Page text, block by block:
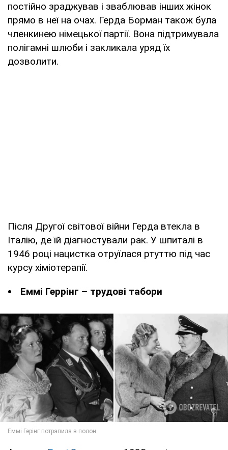
постійно зраджував і зваблював інших жінок
прямо в неї на очах. Герда Борман також була
членкинею німецької партії. Вона підтримувала
полігамні шлюби і закликала уряд їх
дозволити.
Після Другої світової війни Герда втекла в
Італію, де їй діагностували рак. У шпиталі в
1946 році нацистка отруїлася ртуттю під час
курсу хіміотерапії.
Еммі Геррінг – трудові табори